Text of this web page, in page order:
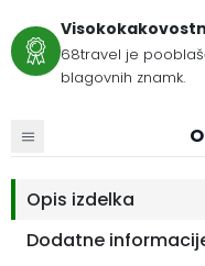
68travel je
blagovnih znamk.
Opis izdelka
Dodatne